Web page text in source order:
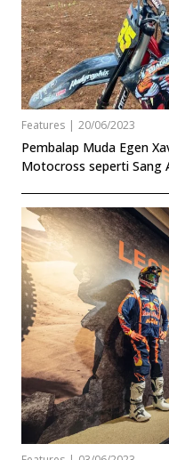
Features | 20/06/2023
Pembalap Muda Egen
Motocross seperti Sang